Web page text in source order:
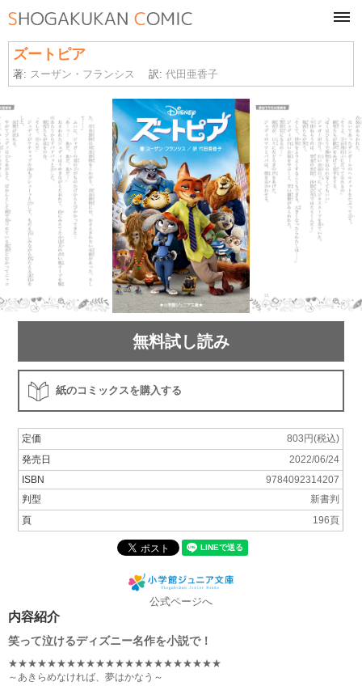
ズートピア
著: スーザン・フランシス 訳:代田亜香子
無料試し読み
紙のコミックスを購入する
定価
803円(税込)
発売日
2022/06/24
ISBN
9784092314207
判型
新書判
頁
196頁
公式ページへ
内容紹介
笑って泣けるディズニー名作を小説で！
★★★★★★★★★★★★★★★★★★★★★★
～あきらめなければ、夢はかなう～